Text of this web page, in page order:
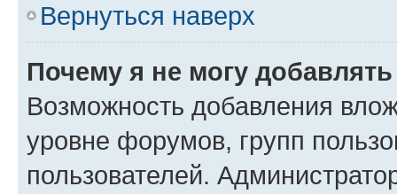
Вернуться наверх
Почему я не могу
Возможность добавления
уровне форумов, групп
пользователей.